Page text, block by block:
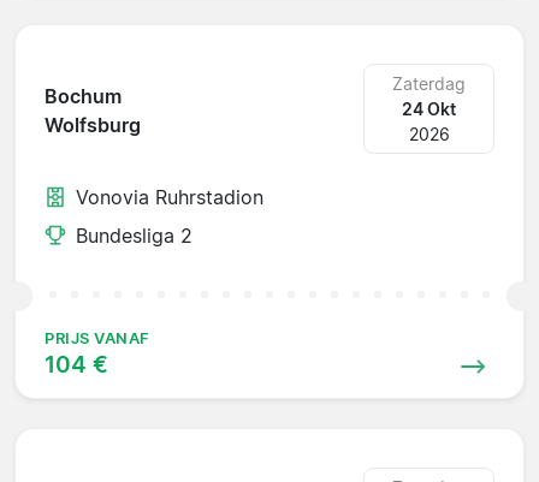
Bochum
Wolfsburg
Zaterdag
24 Okt
2026
Vonovia Ruhrstadion
Bundesliga 2
PRIJS VANAF
104 €